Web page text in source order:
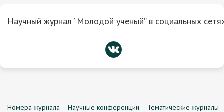
Научный журнал “Молодой ученый” в социальных
Номера журнала Научные конференции
Тематические журналы